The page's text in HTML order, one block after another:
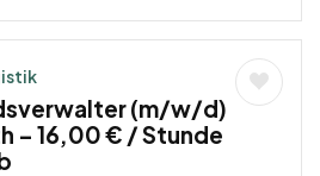
(m/w/d)
– 16,00 € / Stunde